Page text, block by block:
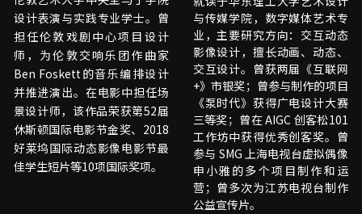
设计表演与实践专业学士。曾
担任伦敦戏剧中心项目设计
师，为伦敦交响乐团作曲家
Ben Foskett的音乐编排设计
并推进演出。在电影中担任场
景设计师，该作品荣获第52届
休斯顿国际电影节金奖、2018
好莱坞国际动态影像电影节最
佳学生短片等10项国际奖项。
与传媒学院，数字媒体艺术专
业，主要研究方向：交互动态
影像设计，擅长动画、动态、
交互设计。曾获两届《互联网
+》市银奖；曾参与制作的项目
《泵时代》获得广电设计大赛
三等奖；曾在 AIGC 创客松101
工作坊中获得优秀创客奖。曾
参与 SMG 上海电视台虚拟偶像
申小雅的多个项目制作和运
营；曾多次为江苏电视台制作
公益宣传片。